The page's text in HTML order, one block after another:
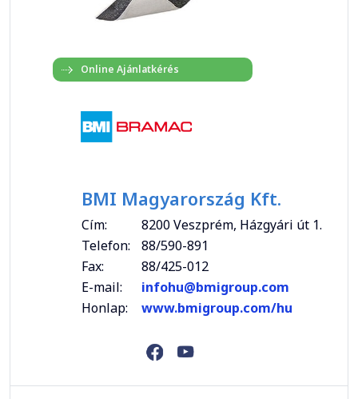
BMI Magyarország Kft.
Cím:
8200 Veszprém, Házgyári út 1.
Telefon:
88/590-891
Fax:
88/425-012
E-mail:
infohu@bmigroup.com
Honlap:
www.bmigroup.com/hu